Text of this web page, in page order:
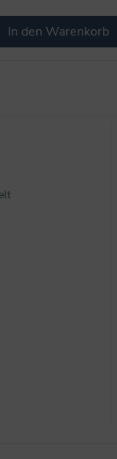
In den Warenkorb